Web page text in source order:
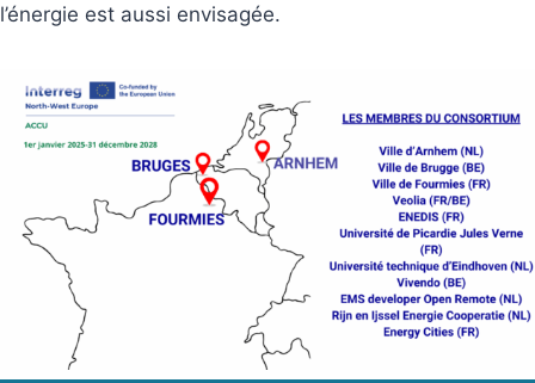
l’énergie est aussi envisagée.